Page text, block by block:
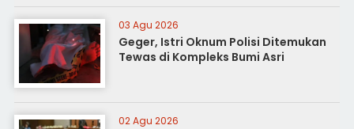
03 Agu 2026
Geger, Istri Oknum Polisi Ditemukan
Tewas di Kompleks Bumi Asri
02 Agu 2026